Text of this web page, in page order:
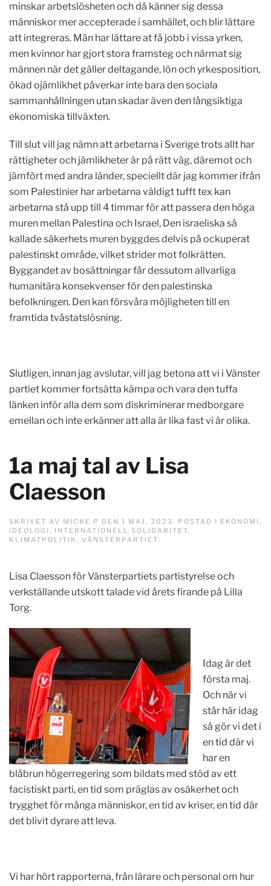
minskar arbetslösheten och då känner sig dessa
människor mer accepterade i samhället, och blir lättare
att integreras. Män har lättare at få jobb i vissa yrken,
men kvinnor har gjort stora framsteg och närmat sig
männen när det gäller deltagande, lön och yrkesposition,
ökad ojämlikhet påverkar inte bara den sociala
sammanhållningen utan skadar även den långsiktiga
ekonomiska tillväxten.
Till slut vill jag nämn att arbetarna i Sverige trots allt har
rättigheter och jämlikheter är på rätt väg, däremot och
jämfört med andra länder, speciellt där jag kommer ifrån
som Palestinier har arbetarna väldigt tufft tex kan
arbetarna stå upp till 4 timmar för att passera den höga
muren mellan Palestina och Israel, Den israeliska så
kallade säkerhets muren byggdes delvis på ockuperat
palestinskt område, vilket strider mot folkrätten.
Byggandet av bosättningar får dessutom allvarliga
humanitära konsekvenser för den palestinska
befolkningen. Den kan försvåra möjligheten till en
framtida tvåstatslösning.
Slutligen, innan jag avslutar, vill jag betona att vi i Vänster
partiet kommer fortsätta kämpa och vara den tuffa
länken inför alla dem som diskriminerar medborgare
emellan och inte erkänner att alla är lika fast vi är olika.
1a maj tal av Lisa
Claesson
SKRIVET AV MICKE P DEN 1 MAJ, 2023. POSTAD I EKONOMI ,
IDEOLOGI , INTERNATIONELL SOLIDARITET,
KLIMATPOLITIK , VÄNSTERPARTIET.
Lisa Claesson för Vänsterpartiets partistyrelse och
verkställande utskott talade vid årets firande på Lilla
Torg.
Idag är det
första maj.
Och när vi
står här idag
så gör vi det i
en tid där vi
har en
blåbrun högerregering som bildats med stöd av ett
facistiskt parti, en tid som präglas av osäkerhet och
trygghet för många människor, en tid av kriser, en tid där
det blivit dyrare att leva.
Vi har hört rapporterna, från lärare och personal om hur